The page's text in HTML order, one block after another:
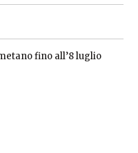
fino all’8 luglio